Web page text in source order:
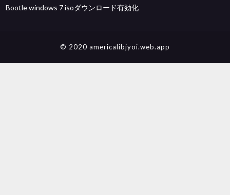
Bootle windows 7 isoダウンロード有効化
© 2020 americalibjyoi.web.app